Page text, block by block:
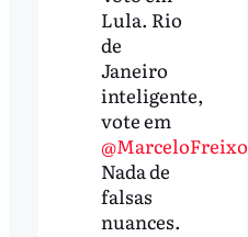
Lula. Rio
de
Janeiro
inteligente,
vote em
@MarceloFreixo
Nada de
falsas
nuances.